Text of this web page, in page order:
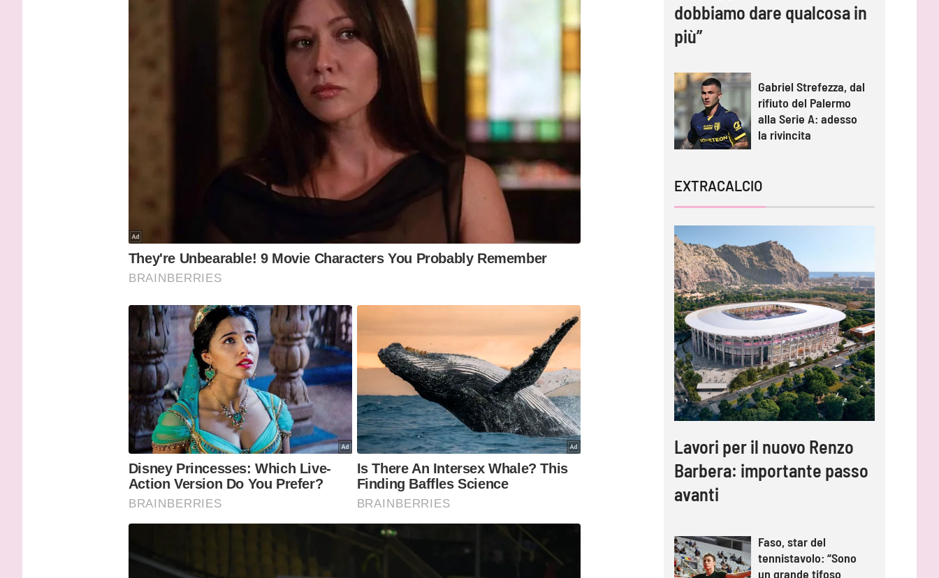
dobbiamo dare qualcosa in
più”
Gabriel Strefezza, dal
rifiuto del Palermo
alla Serie A: adesso
la rivincita
EXTRACALCIO
Lavori per il nuovo Renzo
Barbera: importante passo
avanti
Faso, star del
tennistavolo: “Sono
un grande tifoso